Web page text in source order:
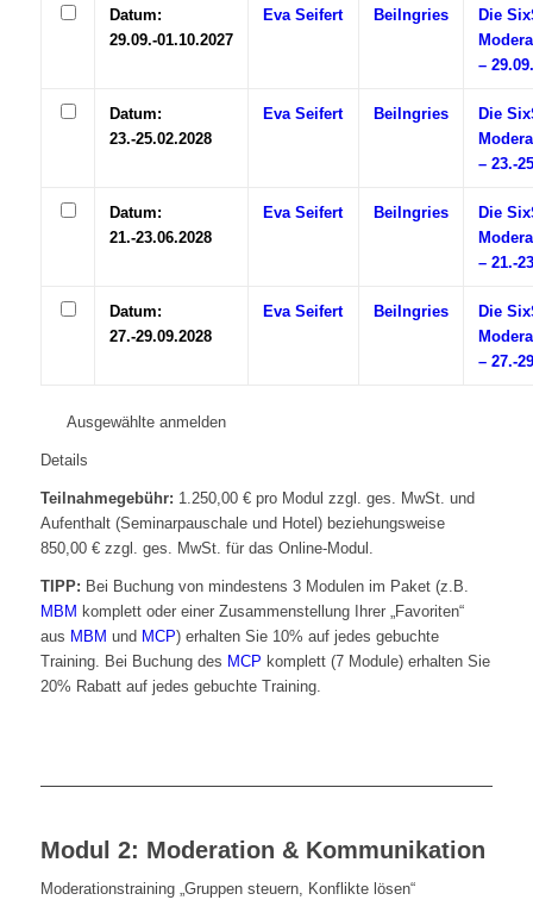
Datum:
29.09.-01.10.2027
Eva Seifert Beilngries
Die
–
Datum:
23.-25.02.2028
Eva Seifert Beilngries
Die
– 23.-
Datum:
21.-23.06.2028
Eva Seifert Beilngries
Die
– 21.-
Datum:
27.-29.09.2028
Eva Seifert Beilngries
Die
– 27.-
Ausgewählte anmelden
Details
Teilnahmegebühr: 1.250,00 € pro Modul zzgl. ges. MwSt. und
Aufenthalt (Seminarpauschale und Hotel) beziehungsweise
850,00 € zzgl. ges. MwSt. für das Online-Modul.
TIPP: Bei Buchung von mindestens 3 Modulen im Paket (z.B.
MBM komplett oder einer Zusammenstellung Ihrer „Favoriten“
aus MBM und MCP) erhalten Sie 10% auf jedes gebuchte
Training. Bei Buchung des MCP komplett (7 Module) erhalten Sie
20% Rabatt auf jedes gebuchte Training.
Modul 2: Moderation & Kommunikation
Moderationstraining „Gruppen steuern, Konflikte lösen“